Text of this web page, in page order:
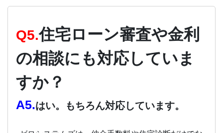
Q5.住宅ローン審査や金利
の相談にも対応していま
すか？
A5.はい。もちろん対応しています。